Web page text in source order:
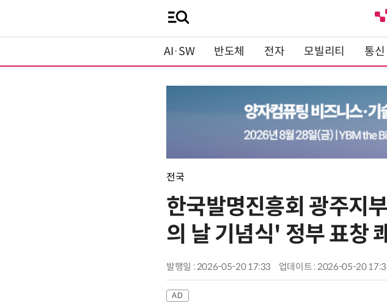
AI·SW 반도체 전자 모빌리티 통신
전국
한국발명진흥회 광주지
의 날 기념식' 정부 표창
발행일 : 2026-05-20 17:33 업데이트 : 2026-05-20